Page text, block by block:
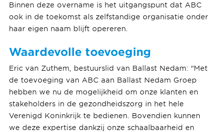
Binnen deze overname is het uitgangspunt dat ABC
ook in de toekomst als zelfstandige organisatie onder
haar eigen naam blijft opereren.
Waardevolle toevoeging
Eric van Zuthem, bestuurslid van Ballast Nedam: "Met
de toevoeging van ABC aan Ballast Nedam Groep
hebben we nu de mogelijkheid om onze klanten en
stakeholders in de gezondheidszorg in het hele
Verenigd Koninkrijk te bedienen. Bovendien kunnen
we deze expertise dankzij onze schaalbaarheid en